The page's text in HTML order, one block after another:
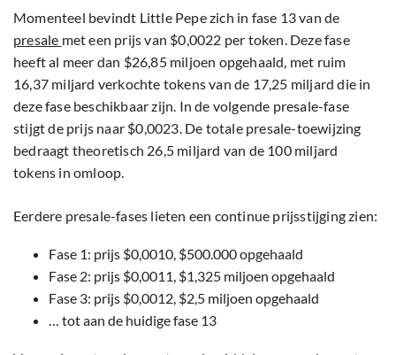
Momenteel bevindt Little Pepe zich in fase 13 van de
presale met een prijs van $0,0022 per token. Deze fase
heeft al meer dan $26,85 miljoen opgehaald, met ruim
16,37 miljard verkochte tokens van de 17,25 miljard die in
deze fase beschikbaar zijn. In de volgende presale-fase
stijgt de prijs naar $0,0023. De totale presale-toewijzing
bedraagt theoretisch 26,5 miljard van de 100 miljard
tokens in omloop.
Eerdere presale-fases lieten een continue prijsstijging zien:
Fase 1: prijs $0,0010, $500.000 opgehaald
Fase 2: prijs $0,0011, $1,325 miljoen opgehaald
Fase 3: prijs $0,0012, $2,5 miljoen opgehaald
… tot aan de huidige fase 13